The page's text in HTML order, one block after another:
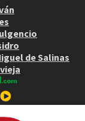
de Salinas